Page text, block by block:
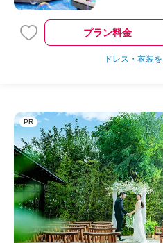
プラン料金
ドレス・衣装
PR